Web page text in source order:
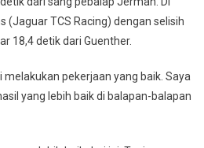
(Jaguar TCS Racing) dengan selisih
18,4 detik dari Guenther.
melakukan pekerjaan yang baik. Saya
yang lebih baik di balapan-balapan